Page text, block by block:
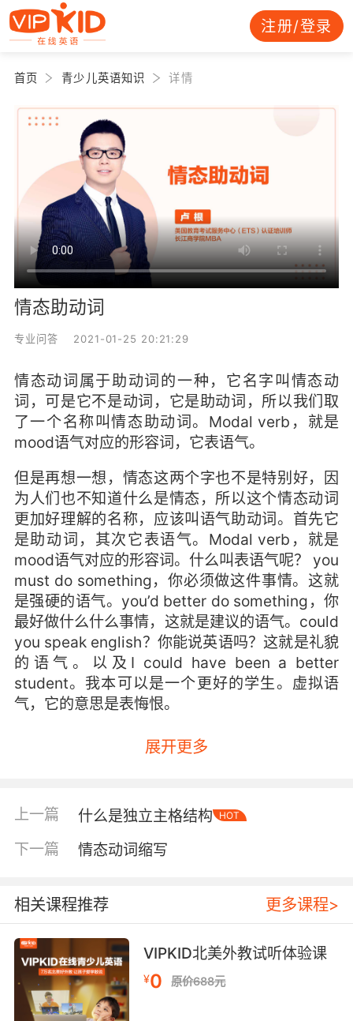
注册/登录
首页 青少儿英语知识 详情
情态助动词
专业问答 2021-01-25 20:21:29
情态动词属于助动词的一种，它名字叫情态动
词，可是它不是动词，它是助动词，所以我们取
了一个名称叫情态助动词。Modal verb，就是
mood语气对应的形容词，它表语气。
但是再想一想，情态这两个字也不是特别好，因
为人们也不知道什么是情态，所以这个情态动词
更加好理解的名称，应该叫语气助动词。首先它
是助动词，其次它表语气。Modal verb，就是
mood语气对应的形容词。什么叫表语气呢？ you
must do something，你必须做这件事情。这就
是强硬的语气。you’d better do something，你
最好做什么什么事情，这就是建议的语气。could
you speak english？你能说英语吗？这就是礼貌
的语气。以及I could have been a better
student。我本可以是一个更好的学生。虚拟语
气，它的意思是表悔恨。
展开更多
上一篇 什么是独立主格结构 HOT
下一篇 情态动词缩写
相关课程推荐 更多课程>
VIPKID北美外教试听体验课
¥0 原价688元